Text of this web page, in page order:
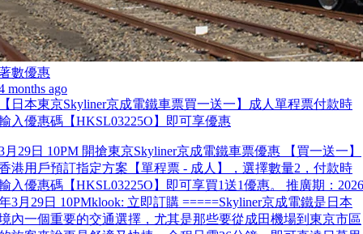
數優惠
months ago
日本東京Skyliner京成電鐵車票買一送一】成人單程票付款時
入優惠碼【HKSL03225O】即可享優惠
月29日 10PM 開搶東京Skyliner京成電鐵車票優惠 【買一送一】
港用戶預訂指定方案【單程票 - 成人】，選擇數量2，付款時
入優惠碼【HKSL03225O】即可享買1送1優惠。 推廣期：2026
3月29日 10PMklook: 立即訂購 =====Skyliner京成電鐵是日本
內一個重要的交通選擇，尤其是那些要從成田機場到東京市區